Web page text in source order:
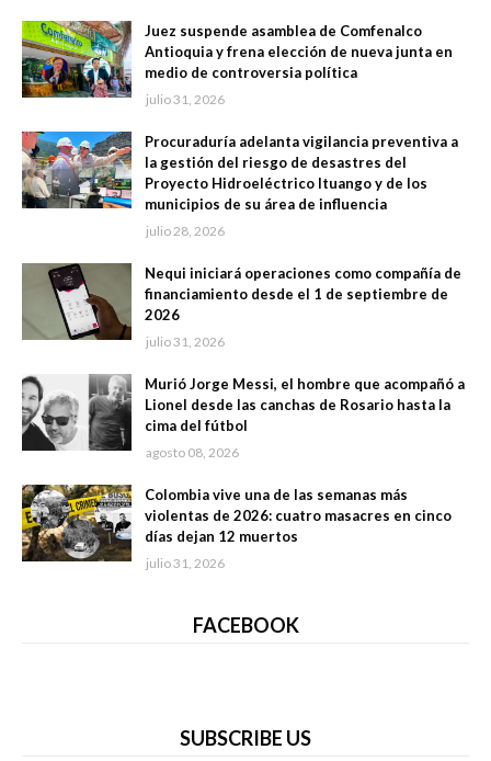
Juez suspende asamblea de Comfenalco
Antioquia y frena elección de nueva junta en
medio de controversia política
julio 31, 2026
Procuraduría adelanta vigilancia preventiva a
la gestión del riesgo de desastres del
Proyecto Hidroeléctrico Ituango y de los
municipios de su área de influencia
julio 28, 2026
Nequi iniciará operaciones como compañía de
financiamiento desde el 1 de septiembre de
2026
julio 31, 2026
Murió Jorge Messi, el hombre que acompañó a
Lionel desde las canchas de Rosario hasta la
cima del fútbol
agosto 08, 2026
Colombia vive una de las semanas más
violentas de 2026: cuatro masacres en cinco
días dejan 12 muertos
julio 31, 2026
FACEBOOK
SUBSCRIBE US